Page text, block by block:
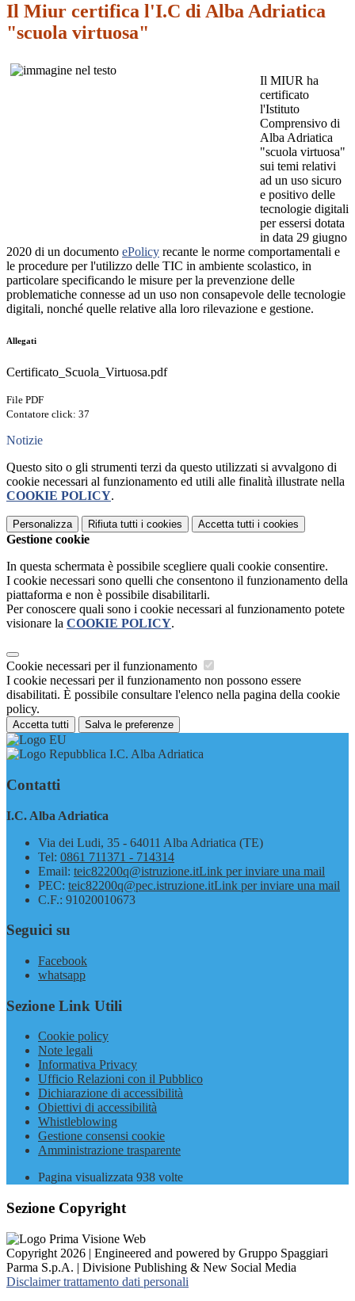
Il Miur certifica l'I.C di Alba Adriatica
"scuola virtuosa"
Il MIUR ha
certificato
l'Istituto
Comprensivo di
Alba Adriatica
"scuola virtuosa"
sui temi relativi
ad un uso sicuro
e positivo delle
tecnologie digitali
per essersi dotata
in data 29 giugno
2020 di un documento ePolicy recante le norme comportamentali e
le procedure per l'utilizzo delle TIC in ambiente scolastico, in
particolare specificando le misure per la prevenzione delle
problematiche connesse ad un uso non consapevole delle tecnologie
digitali, nonché quelle relative alla loro rilevazione e gestione.
Allegati
Certificato_Scuola_Virtuosa.pdf
File PDF
Contatore click: 37
Notizie
Questo sito o gli strumenti terzi da questo utilizzati si avvalgono di
cookie necessari al funzionamento ed utili alle finalità illustrate nella
COOKIE POLICY.
Personalizza Rifiuta tutti i cookies Accetta tutti i cookies
Gestione cookie
In questa schermata è possibile scegliere quali cookie consentire.
I cookie necessari sono quelli che consentono il funzionamento della
piattaforma e non è possibile disabilitarli.
Per conoscere quali sono i cookie necessari al funzionamento potete
visionare la COOKIE POLICY.
Cookie necessari per il funzionamento
I cookie necessari per il funzionamento non possono essere
disabilitati. È possibile consultare l'elenco nella pagina della cookie
policy.
Accetta tutti Salva le preferenze
I.C. Alba Adriatica
Contatti
I.C. Alba Adriatica
Via dei Ludi, 35 - 64011 Alba Adriatica (TE)
Tel: 0861 711371 - 714314
Email: teic82200q@istruzione.itLink per inviare una mail
PEC: teic82200q@pec.istruzione.itLink per inviare una mail
C.F.: 91020010673
Seguici su
Facebook
whatsapp
Sezione Link Utili
Cookie policy
Note legali
Informativa Privacy
Ufficio Relazioni con il Pubblico
Dichiarazione di accessibilità
Obiettivi di accessibilità
Whistleblowing
Gestione consensi cookie
Amministrazione trasparente
Pagina visualizzata 938 volte
Sezione Copyright
Copyright 2026 | Engineered and powered by Gruppo Spaggiari
Parma S.p.A. | Divisione Publishing & New Social Media
Disclaimer trattamento dati personali